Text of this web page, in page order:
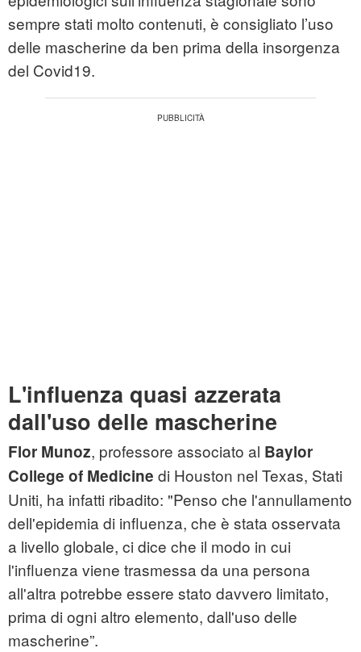
sempre stati molto contenuti, è consigliato l’uso
delle mascherine da ben prima della insorgenza
del Covid19.
L'influenza quasi azzerata
dall'uso delle mascherine
Flor Munoz, professore associato al Baylor
College of Medicine di Houston nel Texas, Stati
Uniti, ha infatti ribadito: "Penso che l'annullamento
dell'epidemia di influenza, che è stata osservata
a livello globale, ci dice che il modo in cui
l'influenza viene trasmessa da una persona
all'altra potrebbe essere stato davvero limitato,
prima di ogni altro elemento, dall'uso delle
mascherine”.